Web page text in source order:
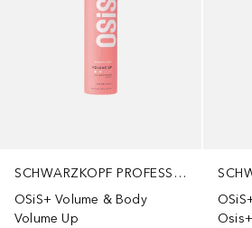
SCHWARZKOPF PROFESSIONAL
OSiS+ Volume & Body
Volume Up